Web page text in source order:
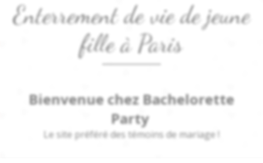
Enterrement de vie de jeune
fille à Paris
Bienvenue chez Bachelorette
Party
Le site préféré des témoins de mariage !